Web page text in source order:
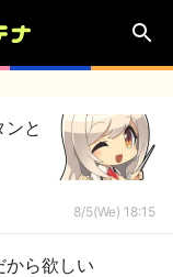
ンと
8/5(We) 18:15
から欲しい